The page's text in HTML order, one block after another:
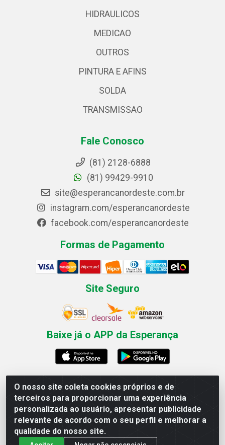
O nosso site coleta cookies próprios e de
terceiros para proporcionar uma experiência
personalizada ao usuário, apresentar publicidade
relevante de acordo com o seu perfil e melhorar a
qualidade do nosso site.
HIDRAULICOS
MEDICAO
OUTROS
PINTURA E AFINS
SOLDA
TRANSMISSAO
Fale Conosco
(81) 2128-6888
(81) 99429-9910
site@esperancanordeste.com.br
instagram.com/esperancanordeste
facebook.com/esperancanordeste
Formas de Pagamento
Site Seguro
Baixe já o APP da Esperança
Esperança Nordeste - Rua Professor Caldas Filho, 291 -
Estância - Recife / PE CEP: 50771-335 - CNPJ
03.666.136/0001-23